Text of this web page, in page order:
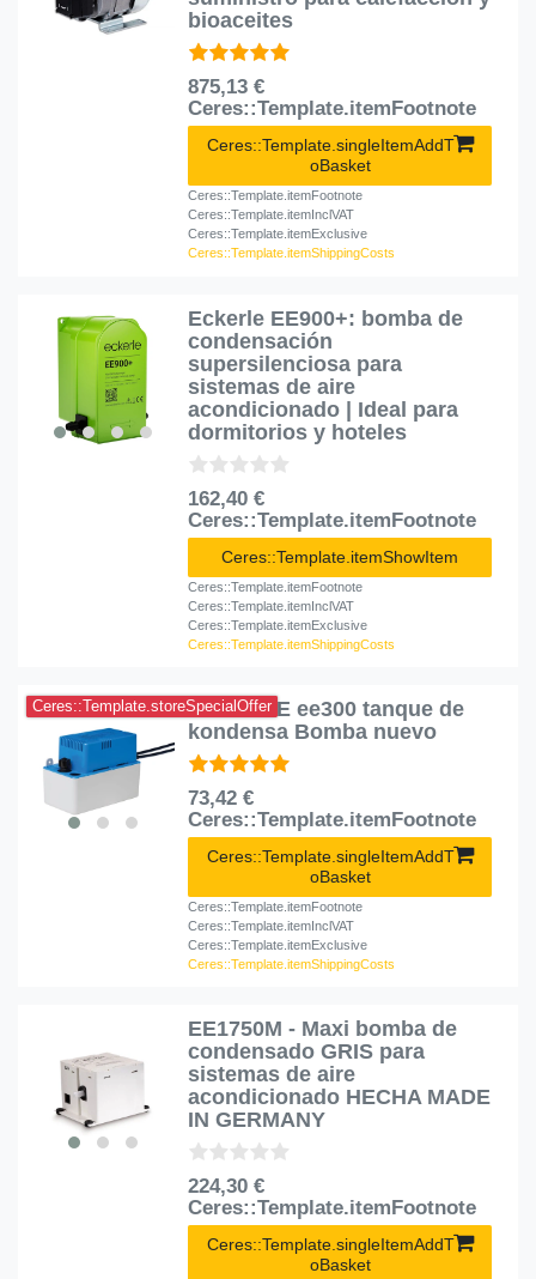
bioaceites
875,13 €
Ceres::Template.itemFootnote
Ceres::Template.singleItemAddT
oBasket
Ceres::Template.itemFootnote
Ceres::Template.itemInclVAT
Ceres::Template.itemExclusive
Ceres::Template.itemShippingCosts
Eckerle EE900+: bomba de
condensación
supersilenciosa para
sistemas de aire
acondicionado | Ideal para
dormitorios y hoteles
162,40 €
Ceres::Template.itemFootnote
Ceres::Template.itemShowItem
Ceres::Template.itemFootnote
Ceres::Template.itemInclVAT
Ceres::Template.itemExclusive
Ceres::Template.itemShippingCosts
Ceres::Template.storeSpecialOfferECKERLE ee300 tanque de
kondensa Bomba nuevo
73,42 €
Ceres::Template.itemFootnote
Ceres::Template.singleItemAddT
oBasket
Ceres::Template.itemFootnote
Ceres::Template.itemInclVAT
Ceres::Template.itemExclusive
Ceres::Template.itemShippingCosts
EE1750M - Maxi bomba de
condensado GRIS para
sistemas de aire
acondicionado HECHA MADE
IN GERMANY
224,30 €
Ceres::Template.itemFootnote
Ceres::Template.singleItemAddT
oBasket